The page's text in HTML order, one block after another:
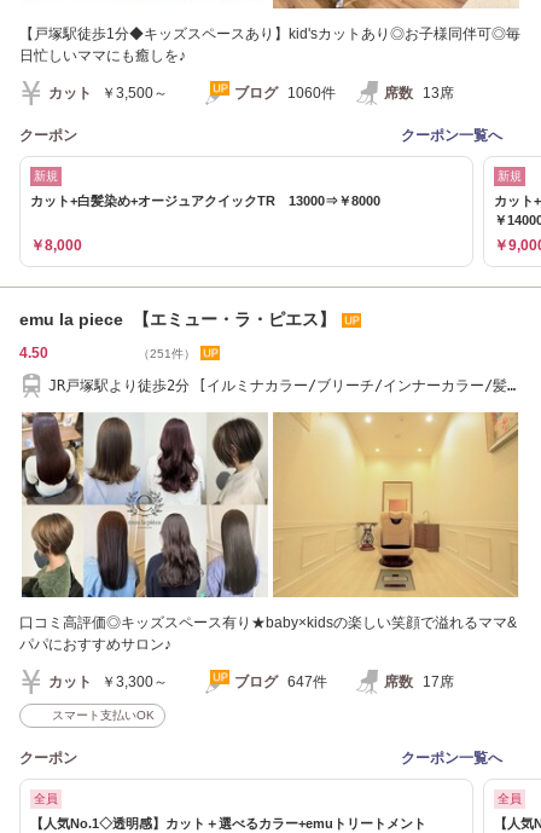
【戸塚駅徒歩1分◆キッズスペースあり】kid'sカットあり◎お子様同伴可◎毎
日忙しいママにも癒しを♪
カット ￥3,500～ ブログ 1060件 席数 13席
クーポン クーポン一覧へ
新規
カット+白髪染め+オージュアクイックTR 13000⇒￥8000
￥8,000
新規
カッ
￥
￥
emu la piece 【エミュー・ラ・ピエス】
4.50 （251件）
JR戸塚駅より徒歩2分 [イルミナカラー/ブリーチ/インナーカラー/髪質
口コミ高評価◎キッズスペース有り★baby×kidsの楽しい笑顔で溢れるママ&
パパにおすすめサロン♪
カット ￥3,300～ ブログ 647件 席数 17席
スマート支払いOK
クーポン クーポン一覧へ
全員
【人気No.1◇透明感】カット＋選べるカラー+emuトリートメント
全員
【人